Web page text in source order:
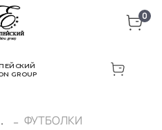
0
GROUP
ФУТБОЛКИ